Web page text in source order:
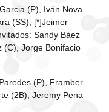
(P), Iván Nova
(SS), [*]Jeimer
Sandy Báez
(C), Jorge Bonifacio
(P), Framber
(2B), Jeremy Pena